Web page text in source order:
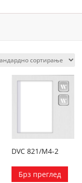
DVC 821/M4-2
Брз преглед